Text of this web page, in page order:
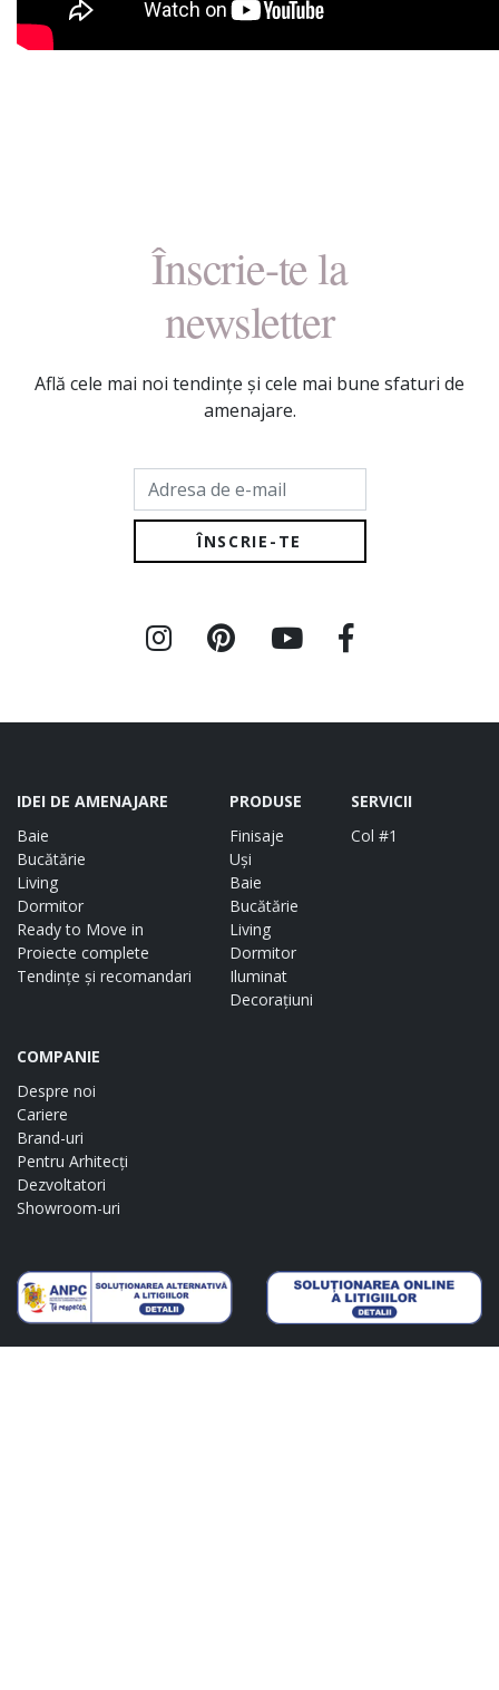
Înscrie-te la
newsletter
Află cele mai noi tendințe și cele mai bune sfaturi de
amenajare.
Adresa de e-mail
IDEI DE AMENAJARE
Baie
Bucătărie
Living
Dormitor
Ready to Move in
Proiecte complete
Tendințe și recomandari
PRODUSE
Finisaje
Uși
Baie
Bucătărie
Living
Dormitor
Iluminat
Decorațiuni
SERVICII
Col #1
COMPANIE
Despre noi
Cariere
Brand-uri
Pentru Arhitecți
Dezvoltatori
Showroom-uri